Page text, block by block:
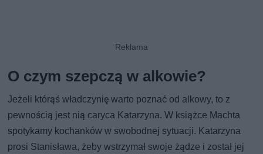
O czym szepczą w alkowie?
Jeżeli którąś władczynię warto poznać od alkowy, to z
pewnością jest nią caryca Katarzyna. W książce Machta
spotykamy kochanków w swobodnej sytuacji. Katarzyna
prosi Stanisława, żeby wstrzymał swoje żądze i został jej